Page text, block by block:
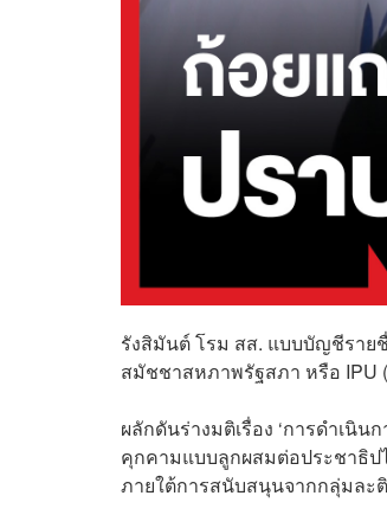
รังสิมันต์ โรม สส. แบบบัญชีราย
สมัชชาสหภาพรัฐสภา หรือ IPU
ผลักดันร่างมติเรื่อง ‘การดำเนิ
คุกคามแบบลูกผสมต่อประชาธิป
ภายใต้การสนับสนุนจากกลุ่มละ